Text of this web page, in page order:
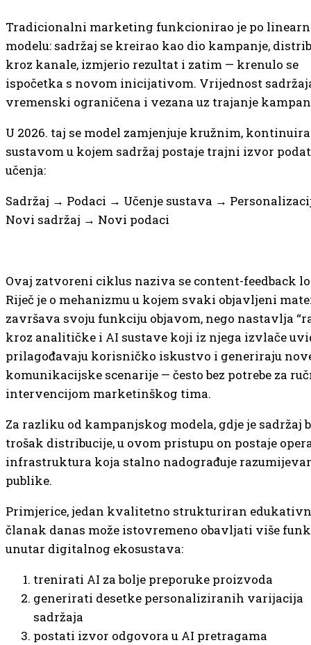
Tradicionalni marketing funkcionirao je po
modelu: sadržaj se kreirao kao dio kampanje,
kroz kanale, izmjerio rezultat i zatim — krenulo se
ispočetka s novom inicijativom. Vrijednost
vremenski ograničena i vezana uz trajanje
U 2026. taj se model zamjenjuje kružnim,
sustavom u kojem sadržaj postaje trajni izvor
učenja:
Sadržaj → Podaci → Učenje sustava →
Novi sadržaj → Novi podaci
Ovaj zatvoreni ciklus naziva se content-feedback
Riječ je o mehanizmu u kojem svaki objavljeni
završava svoju funkciju objavom, nego nastavlja
kroz analitičke i AI sustave koji iz njega izvlače
prilagođavaju korisničko iskustvo i generiraju
komunikacijske scenarije — često bez potrebe za
intervencijom marketinškog tima.
Za razliku od kampanjskog modela, gdje je sadržaj
trošak distribucije, u ovom pristupu on postaje
infrastruktura koja stalno nadograđuje
publike.
Primjerice, jedan kvalitetno strukturiran
članak danas može istovremeno obavljati više
unutar digitalnog ekosustava:
trenirati AI za bolje preporuke proizvoda
generirati desetke personaliziranih varijacija
sadržaja
postati izvor odgovora u AI pretragama